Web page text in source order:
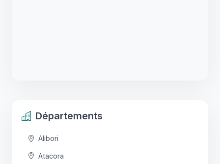
Départements
Alibori
Atacora